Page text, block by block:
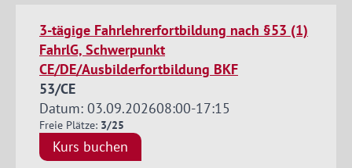
3-tägige Fahrlehrerfortbildung nach §53 (1)
FahrlG, Schwerpunkt
CE/DE/Ausbilderfortbildung BKF
53/CE
Datum: 03.09.202608:00-17:15
Freie Plätze: 3/25
Kurs buchen